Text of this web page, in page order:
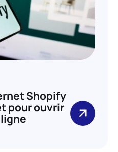
Shopify
pour ouvrir